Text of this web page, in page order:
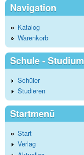
Navigation
Katalog
Warenkorb
Schule - Studium
Schüler
Studieren
Startmenü
Start
Verlag